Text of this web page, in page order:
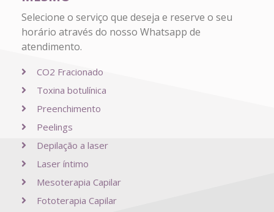
Selecione o serviço que deseja e reserve o seu
horário através do nosso Whatsapp de
atendimento.
CO2 Fracionado
Toxina botulínica
Preenchimento
Peelings
Depilação a laser
Laser íntimo
Mesoterapia Capilar
Fototerapia Capilar